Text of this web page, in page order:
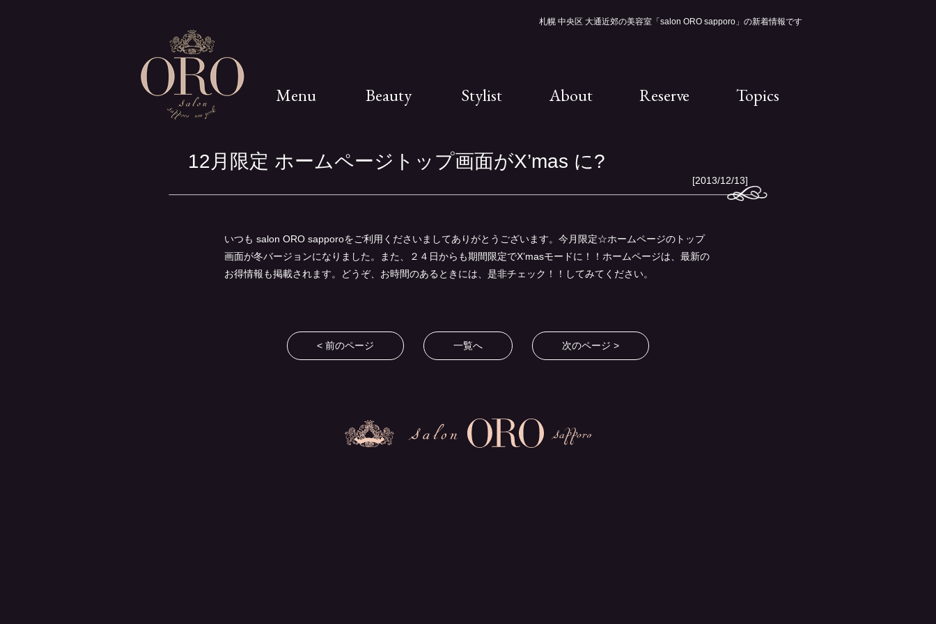
札幌 中央区 大通近郊の美容室「salon ORO sapporo」の新着情報です
Menu Beauty Stylist About Reserve Topics
12月限定 ホームページトップ画面がX’mas に?
[2013/12/13]
いつも salon ORO sapporoをご利用くださいましてありがとうございます。今月限定☆ホームページのトップ
画面が冬バージョンになりました。また、２４日からも期間限定でX’masモードに！！ホームページは、最新の
お得情報も掲載されます。どうぞ、お時間のあるときには、是非チェック！！してみてください。
< 前のページ 一覧へ 次のページ >